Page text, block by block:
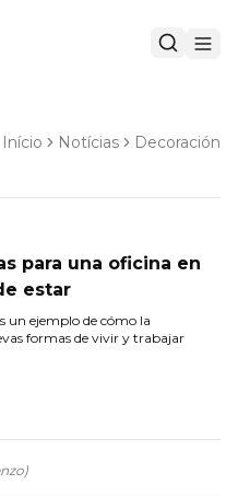
Início Notícias Decoración
para una oficina en
estar
un ejemplo de cómo la
formas de vivir y trabajar
)